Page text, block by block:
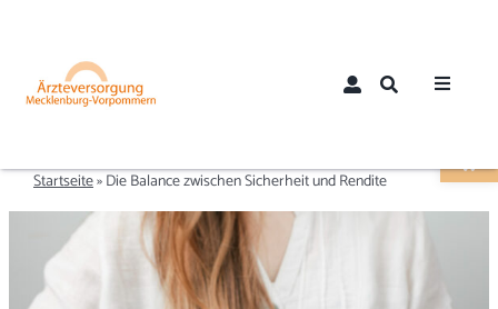
Toggle
Über uns
Aktuelles
Startseite»Die Balance zwischen Sicherheit und Rendite